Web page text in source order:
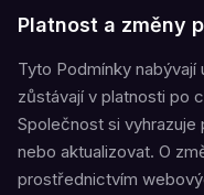
Platnost a změny
Tyto Podmínky
zůstávají v platnosti po
Společnost si
nebo aktualizovat. O
prostřednictvím